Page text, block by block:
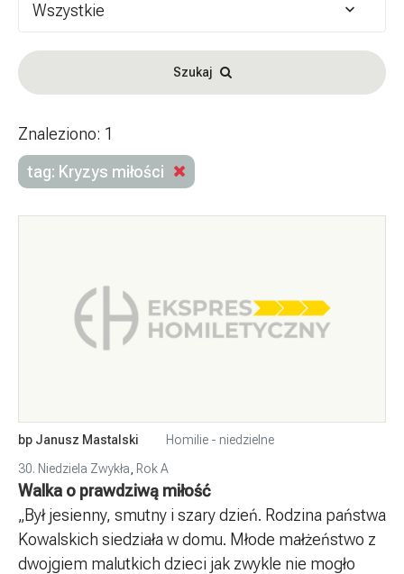
Wszystkie
Szukaj
Znaleziono: 1
tag: Kryzys miłości
bp Janusz Mastalski
Homilie - niedzielne
30. Niedziela Zwykła
Rok A
Walka o prawdziwą miłość
„Był jesienny, smutny i szary dzień. Rodzina państwa
Kowalskich siedziała w domu. Młode małżeństwo z
dwojgiem malutkich dzieci jak zwykle nie mogło